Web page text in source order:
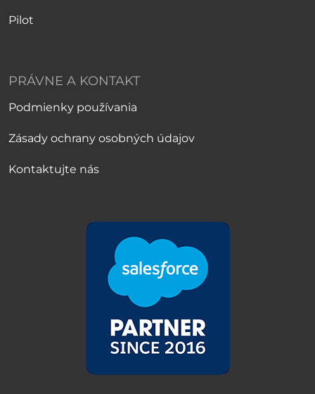
Pilot
PRÁVNE A KONTAKT
Podmienky používania
Zásady ochrany osobných údajov
Kontaktujte nás